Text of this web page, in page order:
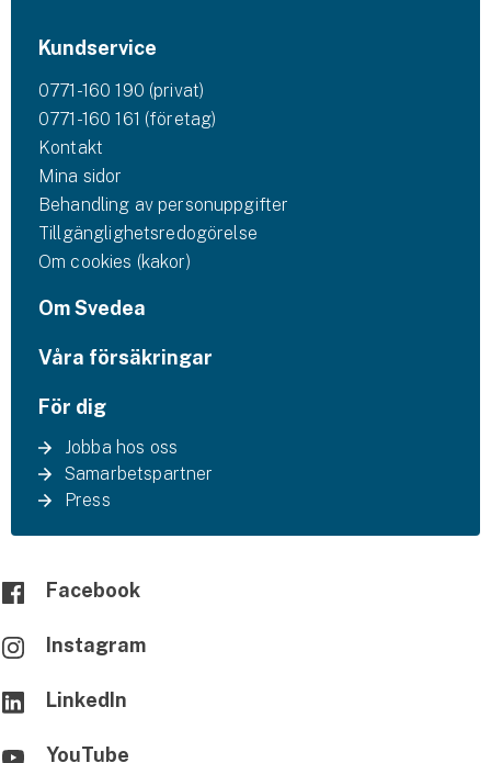
Kundservice
0771-160 190 (privat)
0771-160 161 (företag)
Kontakt
Mina sidor
Behandling av personuppgifter
Tillgänglighetsredogörelse
Om cookies (kakor)
Om Svedea
Våra försäkringar
För dig
Jobba hos oss
Samarbetspartner
Press
Facebook
Instagram
LinkedIn
YouTube